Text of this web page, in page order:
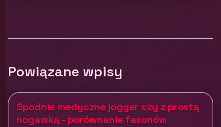
Powiązane wpisy
Spodnie medyczne jogger czy z prostą
nogawką - porównanie fasonów